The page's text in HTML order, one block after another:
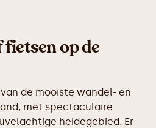
op de
de mooiste wandel- en
met spectaculaire
heidegebied. Er